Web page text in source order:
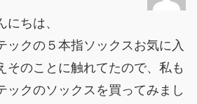
ちは、
ックの５本指ソックスお気に入
そのことに触れてたので、私も
ックのソックスを買ってみまし